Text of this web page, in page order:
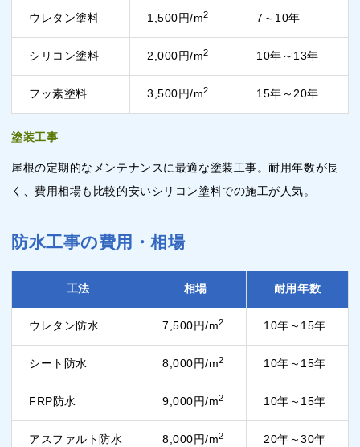
ウレタン塗料 1,500円/m2 7～10年
シリコン塗料 2,000円/m2 10年～13年
フッ素塗料 3,500円/m2 15年～20年
塗装工事
屋根の定期的なメンテナンスに最適な塗装工事。耐用年数が長
く、費用相場も比較的安いシリコン塗料での施工が人気。
防水工事の費用・相場
工法 相場 耐用年数
ウレタン防水 7,500円/m2 10年～15年
シート防水 8,000円/m2 10年～15年
FRP防水 9,000円/m2 10年～15年
アスファルト防水 8,000円/m2 20年～30年